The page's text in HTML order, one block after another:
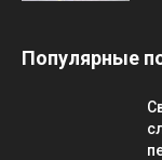
Популярные